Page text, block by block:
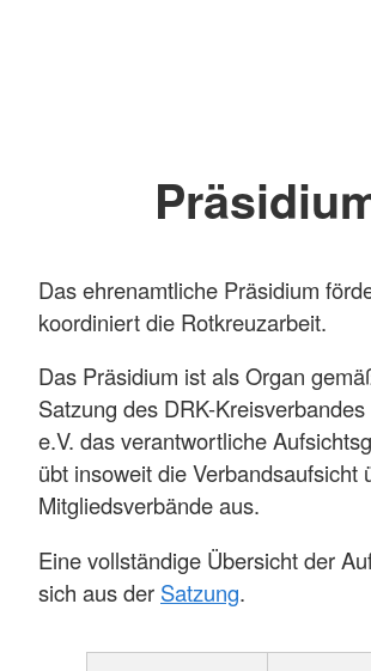
Das ehrenamtliche Präsidium
koordiniert die Rotkreuzarbeit.
Das Präsidium ist als Organ
Satzung des DRK-
e.V. das verantwortliche
übt insoweit die Verbandsaufsicht
Mitgliedsverbände aus.
Eine vollständige Übersicht der
sich aus der Satzung.